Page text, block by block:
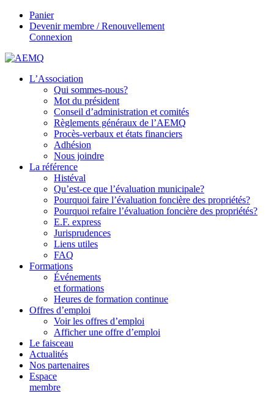
Panier
Devenir membre / Renouvellement
Connexion
L’Association
Qui sommes-nous?
Mot du président
Conseil d’administration et comités
Règlements généraux de l’AEMQ
Procès-verbaux et états financiers
Adhésion
Nous joindre
La référence
Histéval
Qu’est-ce que l’évaluation municipale?
Pourquoi faire l’évaluation foncière des propriétés?
Pourquoi refaire l’évaluation foncière des propriétés?
E.F. express
Jurisprudences
Liens utiles
FAQ
Formations
Événements
et formations
Heures de formation continue
Offres d’emploi
Voir les offres d’emploi
Afficher une offre d’emploi
Le faisceau
Actualités
Nos partenaires
Espace
membre